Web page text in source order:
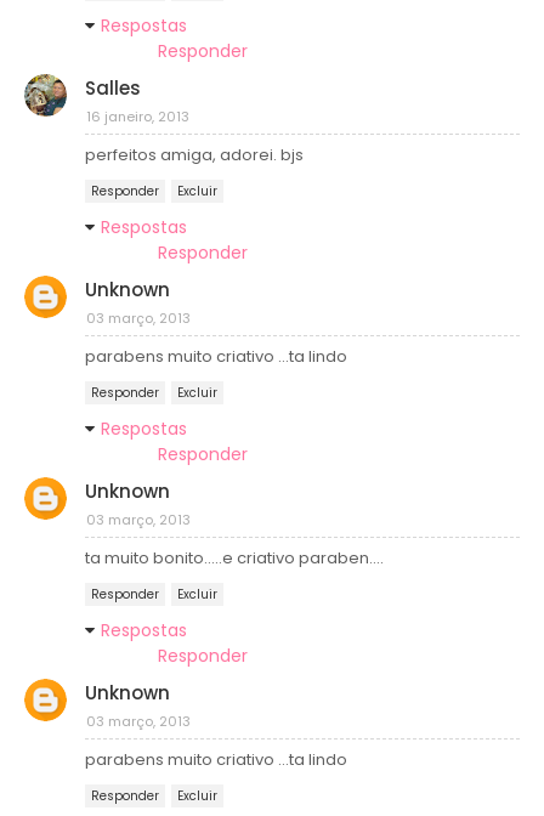
Respostas
Responder
Salles
16 janeiro, 2013
perfeitos amiga, adorei. bjs
Responder Excluir
Respostas
Responder
Unknown
03 março, 2013
parabens muito criativo ...ta lindo
Responder Excluir
Respostas
Responder
Unknown
03 março, 2013
ta muito bonito.....e criativo paraben....
Responder Excluir
Respostas
Responder
Unknown
03 março, 2013
parabens muito criativo ...ta lindo
Responder Excluir